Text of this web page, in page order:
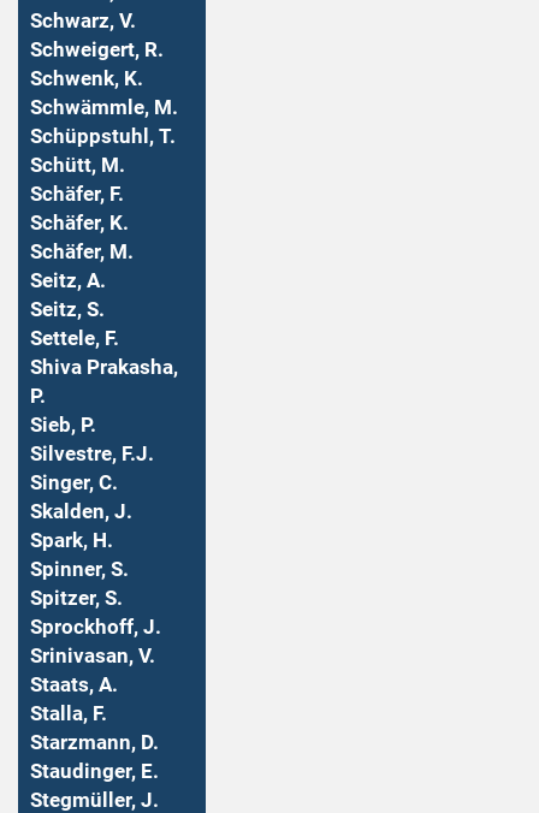
Schwarz, V.
Schweigert, R.
Schwenk, K.
Schwämmle, M.
Schüppstuhl, T.
Schütt, M.
Schäfer, F.
Schäfer, K.
Schäfer, M.
Seitz, A.
Seitz, S.
Settele, F.
Shiva Prakasha,
P.
Sieb, P.
Silvestre, F.J.
Singer, C.
Skalden, J.
Spark, H.
Spinner, S.
Spitzer, S.
Sprockhoff, J.
Srinivasan, V.
Staats, A.
Stalla, F.
Starzmann, D.
Staudinger, E.
Stegmüller, J.